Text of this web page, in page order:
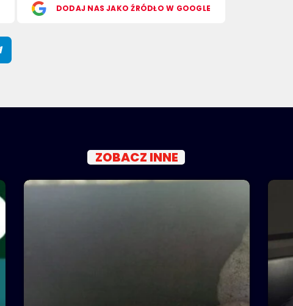
DODAJ NAS JAKO ŹRÓDŁO W GOOGLE
ZOBACZ INNE